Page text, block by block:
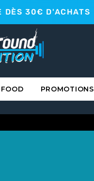
DÈS 30€ D'ACHATS
PROMOTIONS